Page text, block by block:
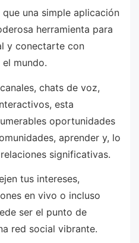
una simple aplicación
herramienta para
y conectarte con
mundo.
chats de voz,
esta
oportunidades
aprender y, lo
significativas.
tus intereses,
en vivo o incluso
ser el punto de
red social vibrante.